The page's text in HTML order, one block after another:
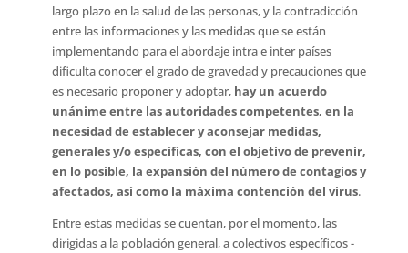
largo plazo en la salud de las personas, y la contradicción
entre las informaciones y las medidas que se están
implementando para el abordaje intra e inter países
dificulta conocer el grado de gravedad y precauciones que
es necesario proponer y adoptar, hay un acuerdo
unánime entre las autoridades competentes, en la
necesidad de establecer y aconsejar medidas,
generales y/o específicas, con el objetivo de prevenir,
en lo posible, la expansión del número de contagios y
afectados, así como la máxima contención del virus.
Entre estas medidas se cuentan, por el momento, las
dirigidas a la población general, a colectivos específicos -